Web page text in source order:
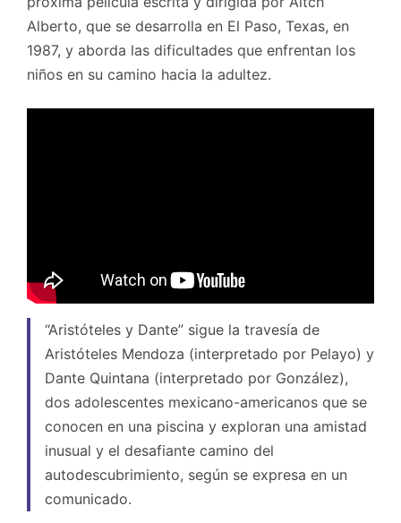
Alberto, que se desarrolla en El Paso, Texas, en
1987, y aborda las dificultades que enfrentan los
niños en su camino hacia la adultez.
“Aristóteles y Dante” sigue la travesía de
Aristóteles Mendoza (interpretado por Pelayo) y
Dante Quintana (interpretado por González),
dos adolescentes mexicano-americanos que se
conocen en una piscina y exploran una amistad
inusual y el desafiante camino del
autodescubrimiento, según se expresa en un
comunicado.